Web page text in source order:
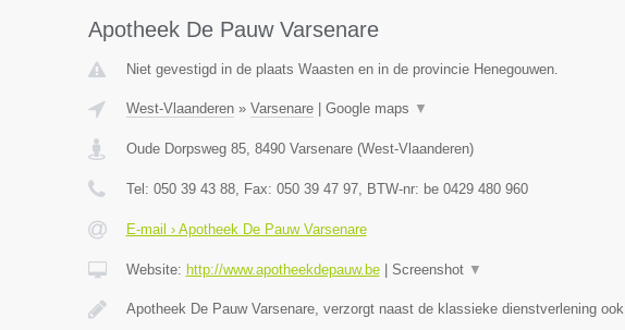
Apotheek De Pauw Varsenare
Niet gevestigd in de plaats Waasten en in de provincie Henegouwen.
West-Vlaanderen» Varsenare| Google maps ▼
Oude Dorpsweg 85, 8490 Varsenare(West-Vlaanderen)
Tel: 050 39 43 88, Fax: 050 39 47 97, BTW-nr: be 0429 480 960
E-mail › Apotheek De Pauw Varsenare
Website: http://www.apotheekdepauw.be| Screenshot ▼
Apotheek De Pauw Varsenare, verzorgt naast de klassieke dienstverlening ook